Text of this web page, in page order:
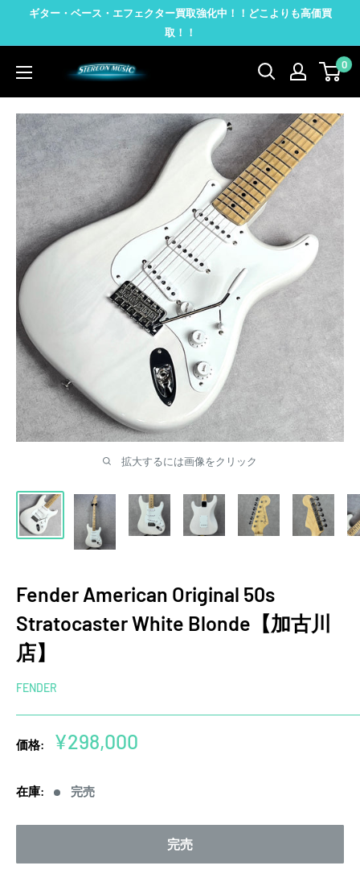
ツ
ギター・ベース・エフェクター買取強化中！！どこよりも高価買
取！！
STEREON
MUSIC
0
拡大するには画像をクリック
Fender American Original 50s
Stratocaster White Blonde【加古川
店】
FENDER
価格:
販
価
格
¥298,000
在庫: 完売
完売